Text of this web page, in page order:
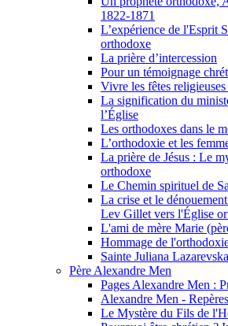
1822-1871
L’expérience de l'Esprit
orthodoxe
La prière d’intercession
Pour un témoignage
Vivre les fêtes
La signification du
l’Église
Les orthodoxes dans le
L’orthodoxie et les
La prière de Jésus : Le
orthodoxe
Le Chemin spirituel de
La crise et le
Lev Gillet vers l'Église
L'ami de mère Marie
Hommage de
Sainte Juliana
Père Alexandre Men
Pages Alexandre Men :
Alexandre Men -
Le Mystère du Fils de